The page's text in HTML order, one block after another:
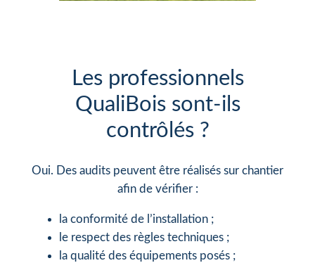
Les professionnels
QualiBois sont-ils
contrôlés ?
Oui. Des audits peuvent être réalisés sur chantier
afin de vérifier :
la conformité de l’installation ;
le respect des règles techniques ;
la qualité des équipements posés ;